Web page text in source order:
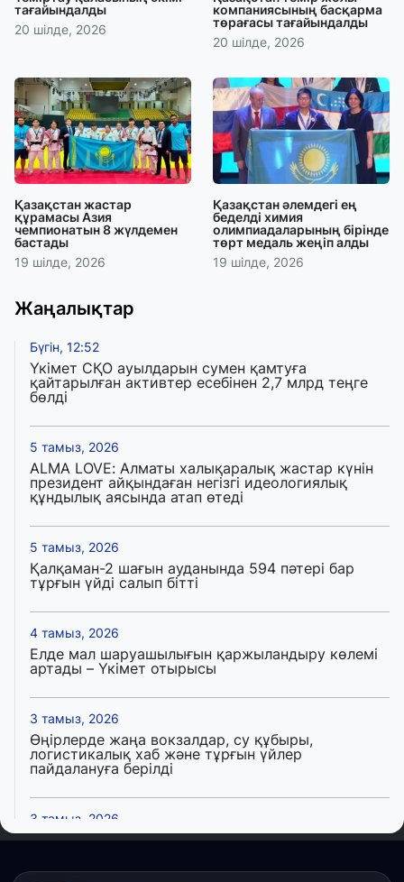
тағайындалды
20 шілде, 2026
компаниясының басқарма
төрағасы тағайындалды
20 шілде, 2026
Қазақстан жастар
құрамасы Азия
чемпионатын 8 жүлдемен
бастады
19 шілде, 2026
Қазақстан әлемдегі ең
беделді химия
олимпиадаларының бірінде
төрт медаль жеңіп алды
19 шілде, 2026
Жаңалықтар
Бүгін, 12:52
Үкімет СҚО ауылдарын сумен қамтуға
қайтарылған активтер есебінен 2,7 млрд теңге
бөлді
5 тамыз, 2026
ALMA LOVE: Алматы халықаралық жастар күнін
президент айқындаған негізгі идеологиялық
құндылық аясында атап өтеді
5 тамыз, 2026
Қалқаман-2 шағын ауданында 594 пәтері бар
тұрғын үйді салып бітті
4 тамыз, 2026
Елде мал шаруашылығын қаржыландыру көлемі
артады – Үкімет отырысы
3 тамыз, 2026
Өңірлерде жаңа вокзалдар, су құбыры,
логистикалық хаб және тұрғын үйлер
пайдалануға берілді
3 тамыз, 2026
Қызылордада 300 орындық аурухана,
салынып жатыр